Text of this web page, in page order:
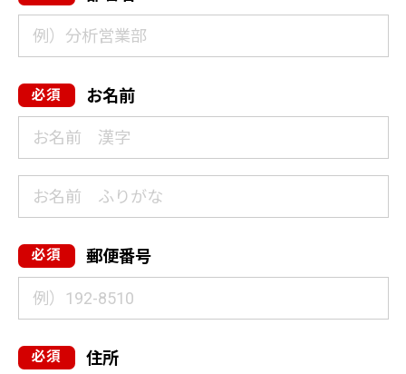
お名前
郵便番号
住所